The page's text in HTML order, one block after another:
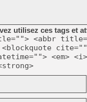
utilisez ces tags et
<abbr
<em>